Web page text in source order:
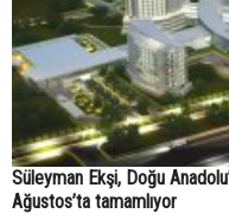
Süleyman Ekşi, Doğu
Ağustos’ta tamamlıyor